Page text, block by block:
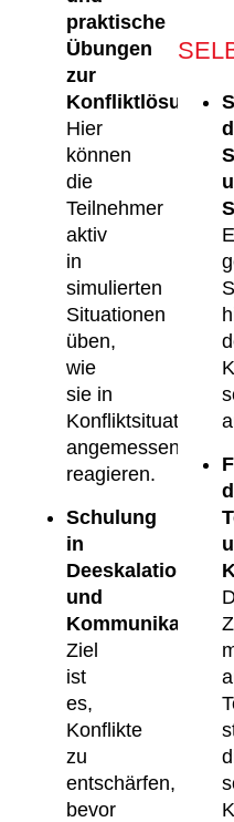
praktische
Übungen
zur
Konfliktlösung:
Hier
können
die
Teilnehmer
aktiv
in
simulierten
Situationen
üben,
wie
sie in
Konfliktsituationen
angemessen
reagieren.
Schulung
in
und
Ziel
ist
es,
Konflikte
zu
entschärfen,
bevor